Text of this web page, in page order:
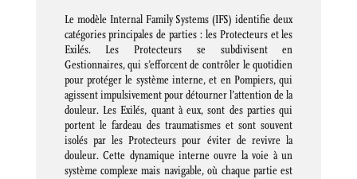
Le modèle Internal Family Systems (IFS) identifie deux
catégories principales de parties : les Protecteurs et les
Exilés. Les Protecteurs se subdivisent en
Gestionnaires, qui s’efforcent de contrôler le quotidien
pour protéger le système interne, et en Pompiers, qui
agissent impulsivement pour détourner l’attention de la
douleur. Les Exilés, quant à eux, sont des parties qui
portent le fardeau des traumatismes et sont souvent
isolés par les Protecteurs pour éviter de revivre la
douleur. Cette dynamique interne ouvre la voie à un
système complexe mais navigable, où chaque partie est